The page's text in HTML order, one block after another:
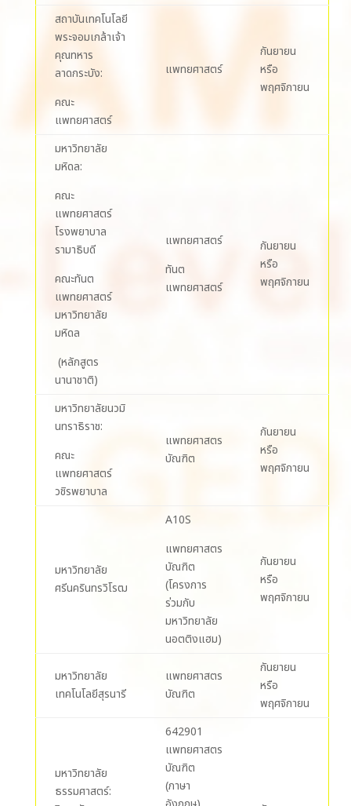
สถาบันเทคโนโลยี
พระจอมเกล้าเจ้า
คุณทหาร
ลาดกระบัง:
คณะ
แพทยศาสตร์
แพทยศาสตร์
กันยายน
หรือ
พฤศจิกายน
มหาวิทยาลัย
มหิดล:
คณะ
แพทยศาสตร์
โรงพยาบาล
รามาธิบดี
คณะทันต
แพทยศาสตร์
มหาวิทยาลัย
มหิดล
(หลักสูตร
นานาชาติ)
แพทยศาสตร์
ทันต
แพทยศาสตร์
กันยายน
หรือ
พฤศจิกายน
มหาวิทยาลัยนวมิ
นทราธิราช:
คณะ
แพทยศาสตร์
วชิรพยาบาล
แพทยศาสตร
บัณฑิต
กันยายน
หรือ
พฤศจิกายน
มหาวิทยาลัย
ศรีนครินทรวิโรฒ
A10S
แพทยศาสตร
บัณฑิต
(โครงการ
ร่วมกับ
มหาวิทยาลัย
นอตติงแฮม)
กันยายน
หรือ
พฤศจิกายน
มหาวิทยาลัย
เทคโนโลยีสุรนารี
แพทยศาสตร
บัณฑิต
กันยายน
หรือ
พฤศจิกายน
มหาวิทยาลัย
ธรรมศาสตร์:
642901
แพทยศาสตร
บัณฑิต
(ภาษา